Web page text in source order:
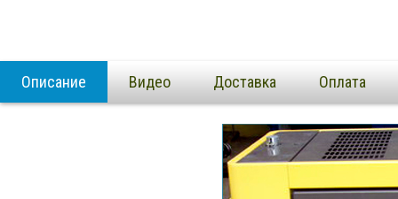
Описание Видео Доставка Оплата